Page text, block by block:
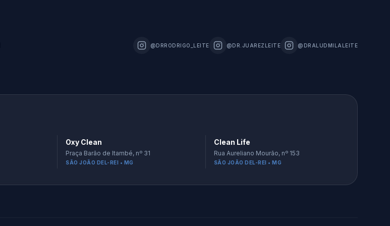
@DRRODRIGO_LEITE @DR.JUAREZLEITE @DRALUDMILALEITE
Oxy Clean
Praça Barão de Itambé, nº 31
SÃO JOÃO DEL-REI • MG
Clean Life
Rua Aureliano Mourão, nº 153
SÃO JOÃO DEL-REI • MG